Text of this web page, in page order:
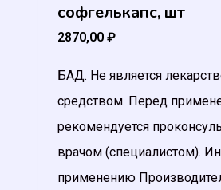
софгелькапс, шт
2870,00 ₽
БАД. Не является
средством. Перед
рекомендуется
врачом (специалистом).
применению